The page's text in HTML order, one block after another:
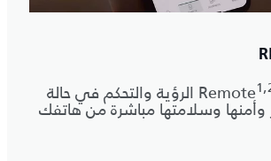
الرؤية والتحكم في حالة
وأمنها وسلامتها مباشرة من هاتفك